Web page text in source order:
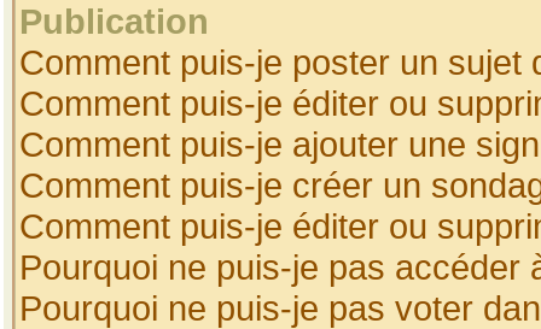
Publication
Comment puis-je poster un sujet
Comment puis-je éditer ou
Comment puis-je ajouter une
Comment puis-je créer un
Comment puis-je éditer ou
Pourquoi ne puis-je pas accéder
Pourquoi ne puis-je pas voter